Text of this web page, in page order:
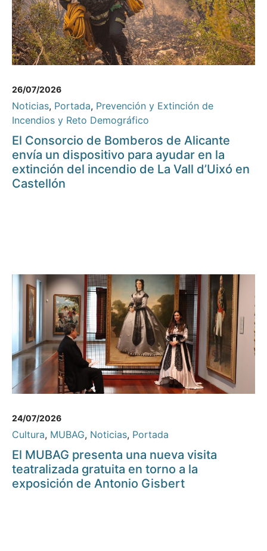
26/07/2026
Noticias, Portada, Prevención y Extinción de
Incendios y Reto Demográfico
El Consorcio de Bomberos de Alicante
envía un dispositivo para ayudar en la
extinción del incendio de La Vall d’Uixó en
Castellón
24/07/2026
Cultura, MUBAG, Noticias, Portada
El MUBAG presenta una nueva visita
teatralizada gratuita en torno a la
exposición de Antonio Gisbert